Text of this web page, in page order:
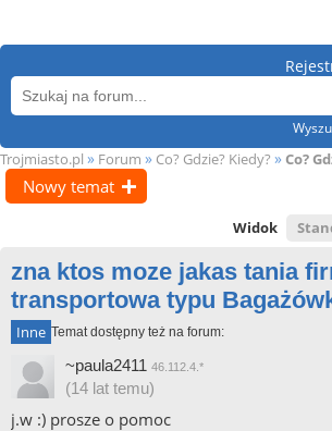
Trojmiasto.pl » Forum » Co? Gdzie? Kiedy? » Co?
Nowy temat
Widok
zna ktos moze jakas tania
transportowa typu
Inne Temat dostępny też na forum:
~paula2411 46.112.4.*
(14 lat temu)
j.w :) prosze o pomoc